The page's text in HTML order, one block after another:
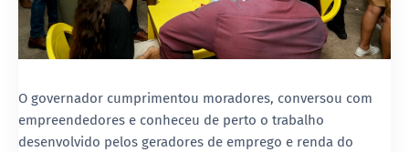
O governador cumprimentou moradores, conversou com
empreendedores e conheceu de perto o trabalho
desenvolvido pelos geradores de emprego e renda do